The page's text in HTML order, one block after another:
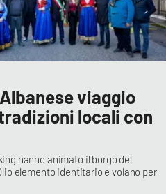
viaggio
locali con
hanno animato il borgo del
elemento identitario e volano per